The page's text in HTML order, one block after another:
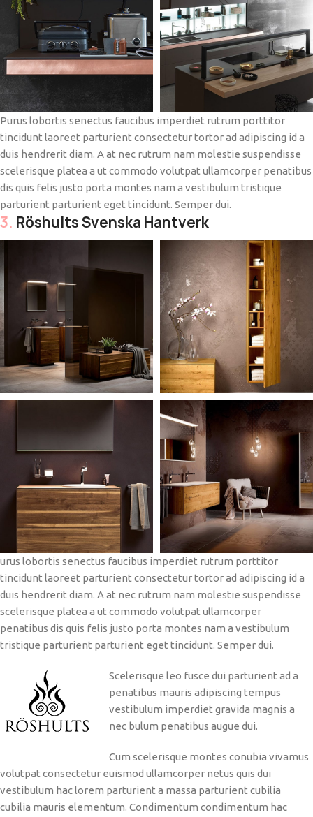
Purus lobortis senectus faucibus imperdiet rutrum porttitor
tincidunt laoreet parturient consectetur tortor ad adipiscing id a
duis hendrerit diam. A at nec rutrum nam molestie suspendisse
scelerisque platea a ut commodo volutpat ullamcorper penatibus
dis quis felis justo porta montes nam a vestibulum tristique
parturient parturient eget tincidunt. Semper dui.
3. Röshults Svenska Hantverk
urus lobortis senectus faucibus imperdiet rutrum porttitor
tincidunt laoreet parturient consectetur tortor ad adipiscing id a
duis hendrerit diam. A at nec rutrum nam molestie suspendisse
scelerisque platea a ut commodo volutpat ullamcorper
penatibus dis quis felis justo porta montes nam a vestibulum
tristique parturient parturient eget tincidunt. Semper dui.
Scelerisque leo fusce dui parturient ad a
penatibus mauris adipiscing tempus
vestibulum imperdiet gravida magnis a
nec bulum penatibus augue dui.
Cum scelerisque montes conubia vivamus
volutpat consectetur euismod ullamcorper netus quis dui
vestibulum hac lorem parturient a massa parturient cubilia
cubilia mauris elementum. Condimentum condimentum hac